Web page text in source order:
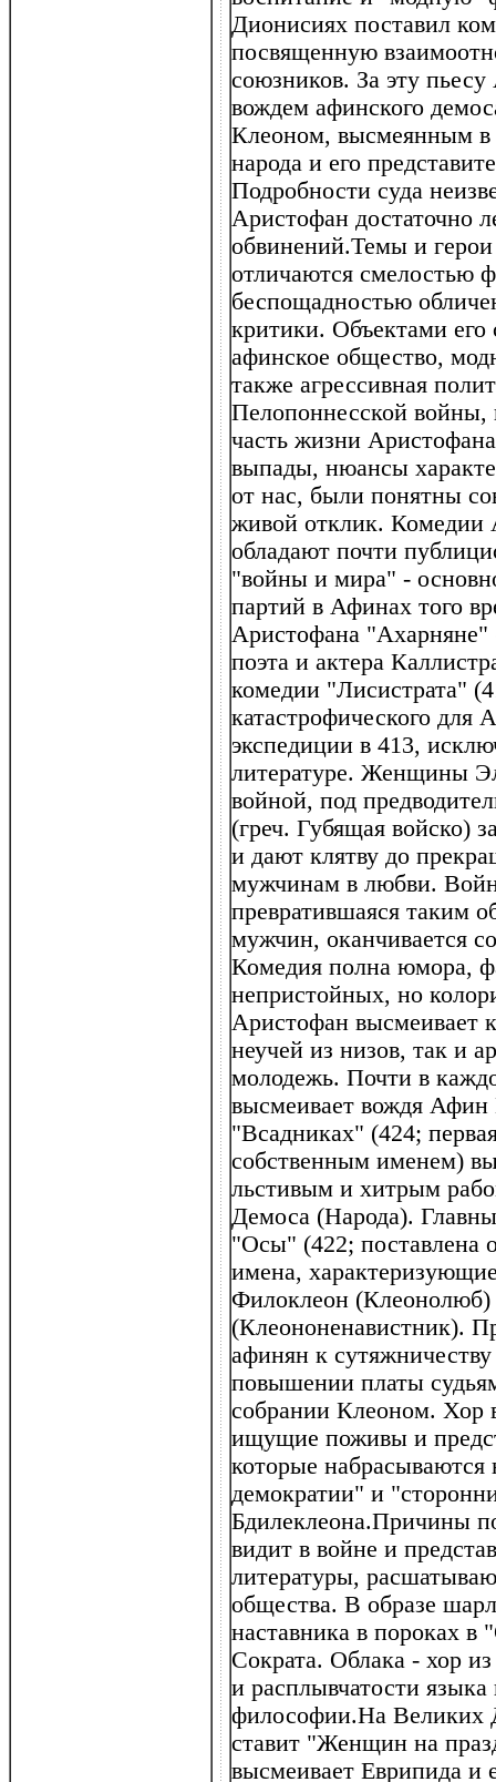
Дионисиях поставил
посвященную
союзников. За эту
вождем афинского
Клеоном, высмеянным в
народа и его
Подробности суда
Аристофан достаточно
обвинений.Темы и
отличаются смелостью
беспощадностью
критики. Объектами
афинское общество,
также агрессивная
Пелопоннесской
часть жизни
выпады, нюансы
от нас, были понятны
живой отклик. Комедии
обладают почти
"войны и мира" -
партий в Афинах того
Аристофана "Ахарняне"
поэта и актера
комедии "Лисистрата"
катастрофического
экспедиции в 413,
литературе. Женщины
войной, под
(греч. Губящая войско)
и дают клятву до
мужчинам в любви.
превратившаяся таким
мужчин, оканчивается
Комедия полна юмора,
непристойных, но
Аристофан высмеивает
неучей из низов, так и
молодежь. Почти в
высмеивает вождя Афин
"Всадниках" (424;
собственным именем)
льстивым и хитрым
Демоса (Народа).
"Осы" (422; поставлена
имена,
Филоклеон (Клеонолюб)
(Клеононенавистник).
афинян к
повышении платы
собрании Клеоном. Хор
ищущие поживы и
которые набрасываются
демократии" и
Бдилеклеона.Причины
видит в войне и
литературы,
общества. В образе
наставника в пороках в
Сократа. Облака - хор
и расплывчатости языка
философии.На Великих
ставит "Женщин на
высмеивает Еврипида и